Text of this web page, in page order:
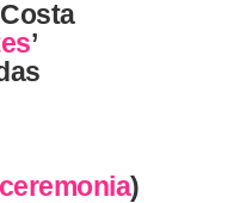
’
)